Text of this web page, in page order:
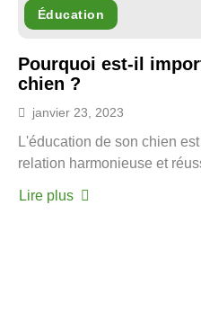
Éducation
Pourquoi est-il
chien ?
janvier 23, 2023
L'éducation de son chien
relation harmonieuse et
Lire plus